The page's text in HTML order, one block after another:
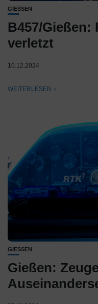
GIESSEN
B457/Gießen:
verletzt
10.12.2024
WEITERLESEN
GIESSEN
Gießen: